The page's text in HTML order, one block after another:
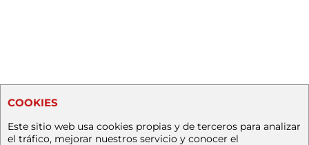
COOKIES
Este sitio web usa cookies propias y de terceros para analizar
el tráfico, mejorar nuestros servicio y conocer el